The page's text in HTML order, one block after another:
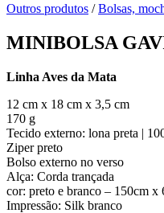
Outros produtos /Bolsas,
MINIBOLSA
Linha Aves da Mata
12 cm x 18 cm x 3,5 cm
170 g
Tecido externo: lona preta |
Ziper preto
Bolso externo no verso
Alça: Corda trançada
cor: preto e branco – 150cm x
Impressão: Silk branco